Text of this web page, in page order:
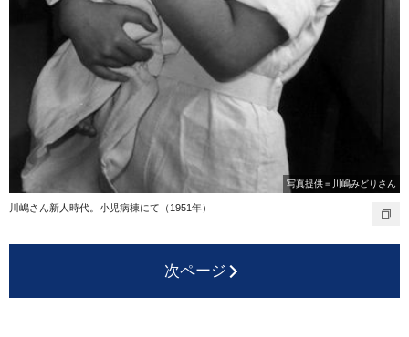
写真提供＝川嶋みどりさん
川嶋さん新人時代。小児病棟にて（1951年）
次ページ